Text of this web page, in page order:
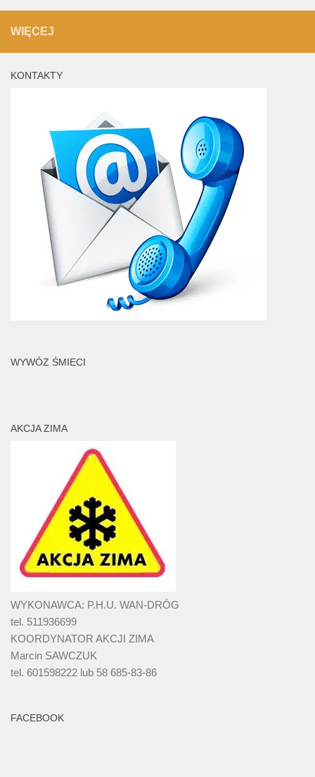
WIĘCEJ
KONTAKTY
WYWÓZ ŚMIECI
AKCJA ZIMA
WYKONAWCA: P.H.U. WAN-DRÓG
tel. 511936699
KOORDYNATOR AKCJI ZIMA
Marcin SAWCZUK
tel. 601598222 lub 58 685-83-86
FACEBOOK